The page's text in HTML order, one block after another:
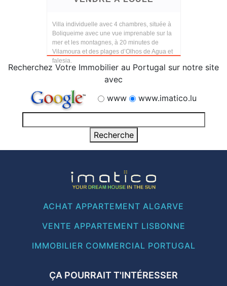
Villa individuelle avec 4 chambres, située à
Boliqueime avec une vue imprenable sur la
mer et les montagnes, à 20 minutes de
Vilamoura et des plages d’Olhos de Agua et
falesia.
Recherchez Votre Immobilier au Portugal sur notre site
avec
www
www.imatico.lu
ACHAT APPARTEMENT ALGARVE
VENTE APPARTEMENT LISBONNE
IMMOBILIER COMMERCIAL PORTUGAL
ÇA POURRAIT T'INTÉRESSER